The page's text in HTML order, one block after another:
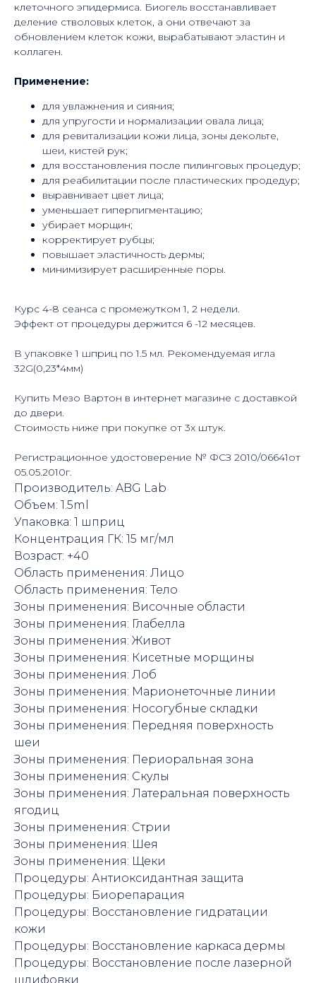
клеточного эпидермиса. Биогель восстанавливает
деление стволовых клеток, а они отвечают за
обновлением клеток кожи, вырабатывают эластин и
коллаген.
Применение:
для увлажнения и сияния;
для упругости и нормализации овала лица;
для ревитализации кожи лица, зоны декольте,
шеи, кистей рук;
для восстановления после пилинговых процедур;
для реабилитации после пластических продедур;
выравнивает цвет лица;
уменьшает гиперпигментацию;
убирает морщин;
корректирует рубцы;
повышает эластичность дермы;
минимизирует расширенные поры.
Курс 4-8 сеанса с промежутком 1, 2 недели.
Эффект от процедуры держится 6 -12 месяцев.
В упаковке 1 шприц по 1.5 мл. Рекомендуемая игла
32G(0,23*4мм)
Купить Мезо Вартон в интернет магазине с доставкой
до двери.
Стоимость ниже при покупке от 3х штук.
Регистрационное удостоверение № ФСЗ 2010/06641от
05.05.2010г.
Производитель: ABG Lab
Объем: 1.5ml
Упаковка: 1 шприц
Концентрация ГК: 15 мг/мл
Возраст: +40
Область применения: Лицо
Область применения: Тело
Зоны применения: Височные области
Зоны применения: Глабелла
Зоны применения: Живот
Зоны применения: Кисетные морщины
Зоны применения: Лоб
Зоны применения: Марионеточные линии
Зоны применения: Носогубные складки
Зоны применения: Передняя поверхность
шеи
Зоны применения: Периоральная зона
Зоны применения: Скулы
Зоны применения: Латеральная поверхность
ягодиц
Зоны применения: Стрии
Зоны применения: Шея
Зоны применения: Щеки
Процедуры: Антиоксидантная защита
Процедуры: Биорепарация
Процедуры: Восстановление гидратации
кожи
Процедуры: Восстановление каркаса дермы
Процедуры: Восстановление после лазерной
шлифовки